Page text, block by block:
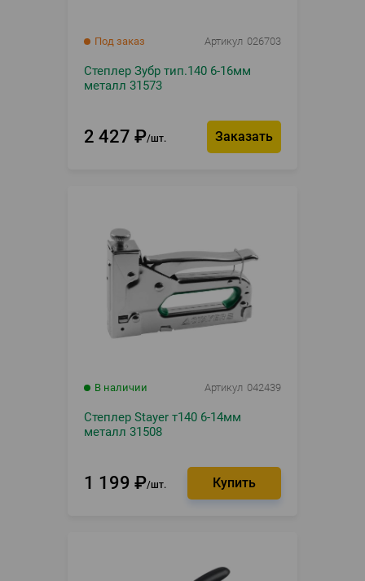
Под заказ Артикул 026703
Степлер Зубр тип.140 6-16мм
металл 31573
2 427 ₽ шт. Заказать
В наличии Артикул 042439
Степлер Stayer т140 6-14мм
металл 31508
1 199 ₽ шт.